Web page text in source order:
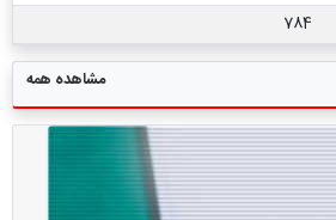
784
مشاهده همه